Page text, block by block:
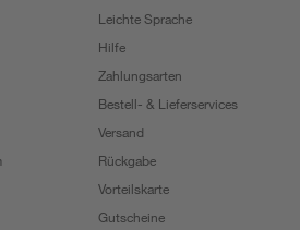
Leichte Sprache
Hilfe
Zahlungsarten
Bestell- & Lieferservices
Versand
Rückgabe
Vorteilskarte
Gutscheine